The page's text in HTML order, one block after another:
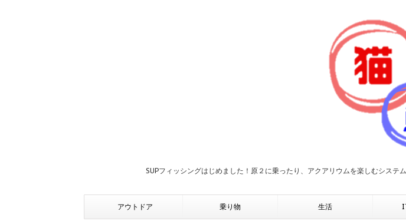
SUPフィッシングはじめました！原２に乗ったり、アクアリウムを楽しむシステ
アウトドア 乗り物 生活